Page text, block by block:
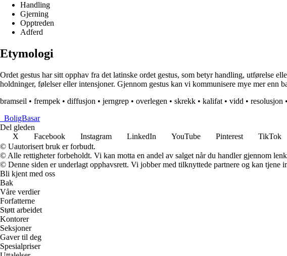
Handling
Gjerning
Opptreden
Adferd
Etymologi
Ordet gestus har sitt opphav fra det latinske ordet gestus, som betyr handling, utførelse
holdninger, følelser eller intensjoner. Gjennom gestus kan vi kommunisere mye mer
bramseil • frempek • diffusjon • jerngrep • overlegen • skrekk • kalifat • vidd • resolusjon •
BoligBasar
Del gleden
X
Facebook Instagram LinkedIn YouTube Pinterest TikTok
© Uautorisert bruk er forbudt.
© Alle rettigheter forbeholdt. Vi kan motta en andel av salget når du handler gjennom
© Denne siden er underlagt opphavsrett. Vi jobber med tilknyttede partnere og kan
Bli kjent med oss
Bak
Våre verdier
Forfatterne
Støtt arbeidet
Kontorer
Seksjoner
Gaver til deg
Spesialpriser